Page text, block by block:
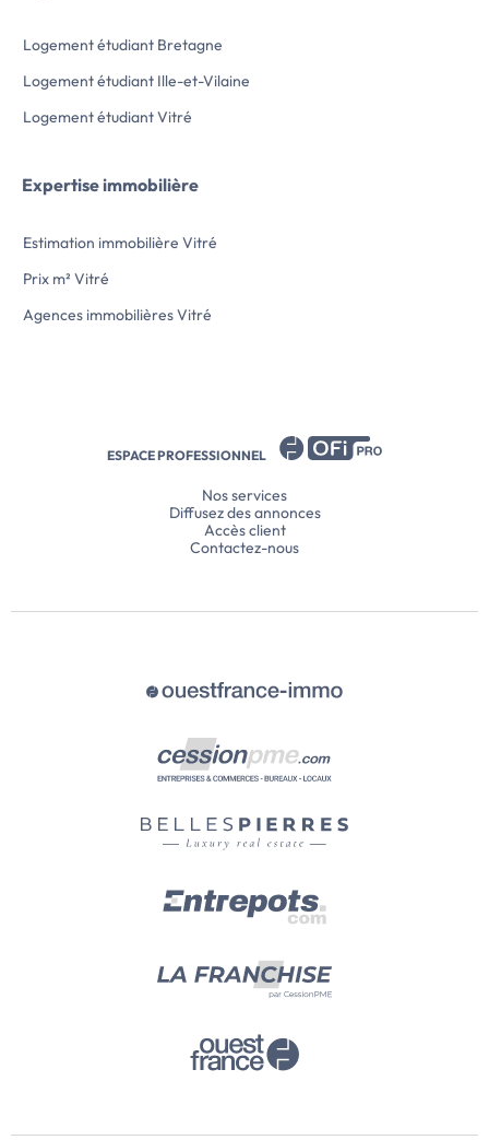
Logement étudiant Bretagne
Logement étudiant Ille-et-Vilaine
Logement étudiant Vitré
Expertise immobilière
Estimation immobilière Vitré
Prix m² Vitré
Agences immobilières Vitré
ESPACE PROFESSIONNEL
Nos services
Diffusez des annonces
Accès client
Contactez-nous